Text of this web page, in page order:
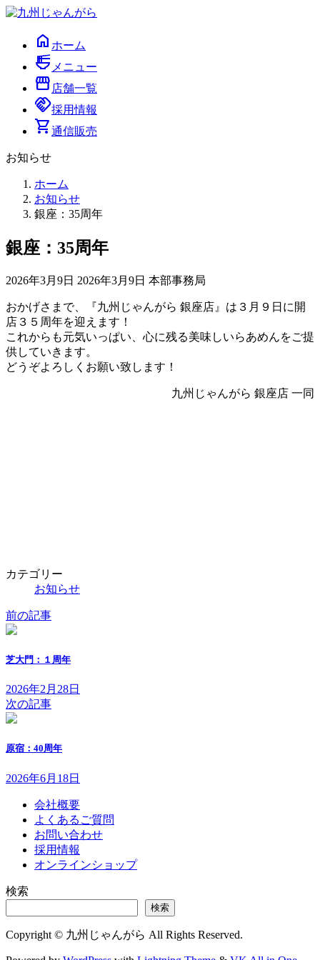
コ
ナ
home ホーム
ramen_dining メニュー
storefront 店舗一覧
handshake採用情報
shopping_cart通信販売
お知らせ
ホーム
お知らせ
銀座：35周年
銀座：35周年
2026年3月9日 最
更
新
日
時
:
2026年3月9日 本部事務局
おかげさまで、『九州じゃんがら 銀座店』は３月９日に開
店３５周年を迎えます！
これからも元気いっぱい、心に残る美味しいらあめんをご提
供していきます。
どうぞよろしくお願い致します！
九州じゃんがら 銀座店 一同
カテゴリー
お知らせ
前の記事
芝大門：１周年
2026年2月28日
次の記事
原宿：40周年
2026年6月18日
会社概要
よくあるご質問
お問い合わせ
採用情報
オンラインショップ
検索
検索
Copyright © 九州じゃんがら All Rights Reserved.